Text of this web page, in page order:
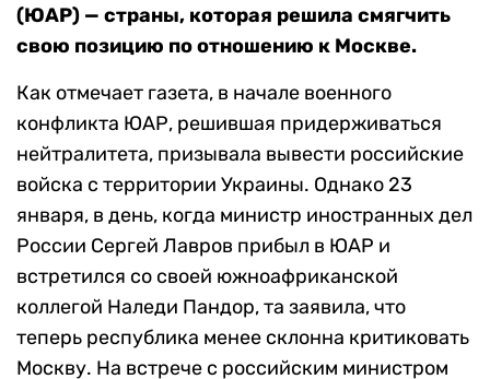
(ЮАР) — страны, которая решила смягчить
свою позицию по отношению к Москве.
Как отмечает газета, в начале военного
конфликта ЮАР, решившая придерживаться
нейтралитета, призывала вывести российские
войска с территории Украины. Однако 23
января, в день, когда министр иностранных дел
России Сергей Лавров прибыл в ЮАР и
встретился со своей южноафриканской
коллегой Наледи Пандор, та заявила, что
теперь республика менее склонна критиковать
Москву. На встрече с российским министром